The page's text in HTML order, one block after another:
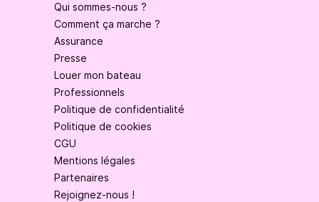
Qui sommes-nous ?
Comment ça marche ?
Assurance
Presse
Louer mon bateau
Professionnels
Politique de confidentialité
Politique de cookies
CGU
Mentions légales
Partenaires
Rejoignez-nous !